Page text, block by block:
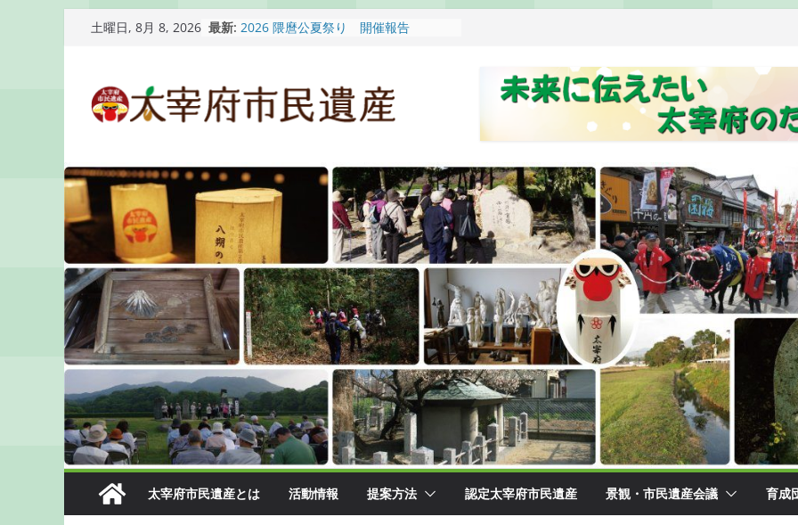
ス
ッ
プ
土曜日, 8月 8, 2026 最新: 2026 隈麿公夏祭り 開催報告
梅香苑夏まつり子どもみこし開催のお
知らせ
太宰府市民遺産とは 活動情報 提案方法 認定太宰府市民遺産 景観・市民遺産会議 育成